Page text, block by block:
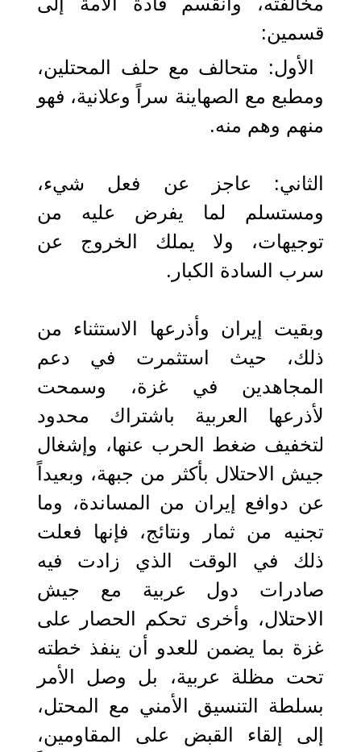
قسمين:
الأول: متحالف مع حلف المحتلين،
ومطبع مع الصهاينة سراً وعلانية، فهو
منهم وهم منه.
الثاني: عاجز عن فعل شيء،
ومستسلم لما يفرض عليه من
توجيهات، ولا يملك الخروج عن
سرب السادة الكبار.
وبقيت إيران وأذرعها الاستثناء من
ذلك، حيث استثمرت في دعم
المجاهدين في غزة، وسمحت
لأذرعها العربية باشتراك محدود
لتخفيف ضغط الحرب عنها، وإشغال
جيش الاحتلال بأكثر من جبهة، وبعيداً
عن دوافع إيران من المساندة، وما
تجنيه من ثمار ونتائج، فإنها فعلت
ذلك في الوقت الذي زادت فيه
صادرات دول عربية مع جيش
الاحتلال، وأخرى تحكم الحصار على
غزة بما يضمن للعدو أن ينفذ خطته
تحت مظلة عربية، بل وصل الأمر
بسلطة التنسيق الأمني مع المحتل،
إلى إلقاء القبض على المقاومين،